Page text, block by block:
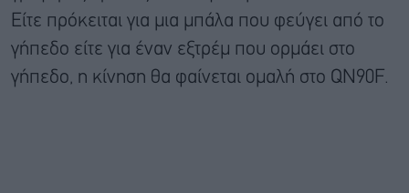
Είτε πρόκειται για μια μπάλα που φεύγει από το
γήπεδο είτε για έναν εξτρέμ που ορμάει στο
γήπεδο, η κίνηση θα φαίνεται ομαλή στο QN90F.